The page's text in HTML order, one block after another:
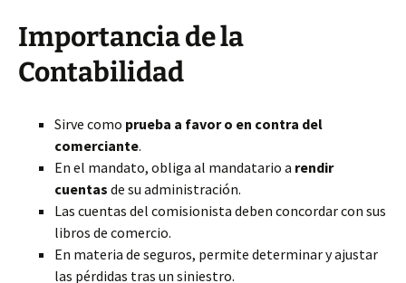
Importancia de la
Contabilidad
Sirve como prueba a favor o en contra del
comerciante.
En el mandato, obliga al mandatario a rendir
cuentas de su administración.
Las cuentas del comisionista deben concordar con sus
libros de comercio.
En materia de seguros, permite determinar y ajustar
las pérdidas tras un siniestro.